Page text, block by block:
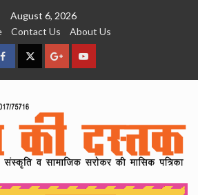
August 6, 2026
Contact Us About Us
facebookTwitterGoogleYouTube